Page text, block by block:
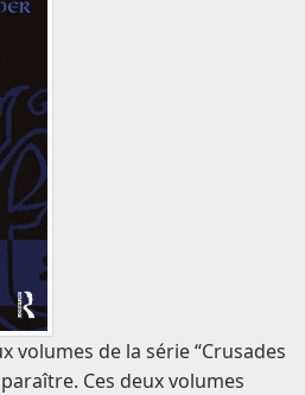
volumes de la série “Crusades
Ces deux volumes